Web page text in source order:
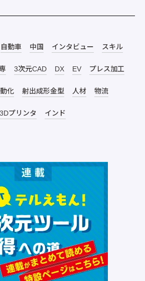
自動車 中国 インタビュー スキル
3次元CAD DX EV プレス加工
化 射出成形金型 人材 物流
3Dプリンタ インド